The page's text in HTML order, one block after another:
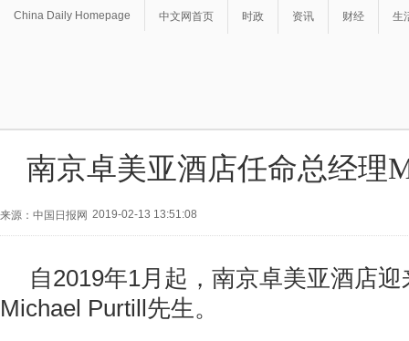
China Daily Homepage 中文网首页 时政 资讯 财经 生
南京卓美亚酒店任命总经理
来源：中国日报网 2019-02-13 13:51:08
自2019年1月起，南京卓美亚酒店
Michael Purtill先生。